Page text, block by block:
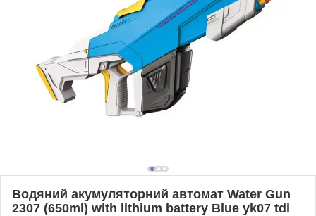
Водяний акумуляторний автомат Water Gun
2307 (650ml) with lithium battery Blue yk07 tdi